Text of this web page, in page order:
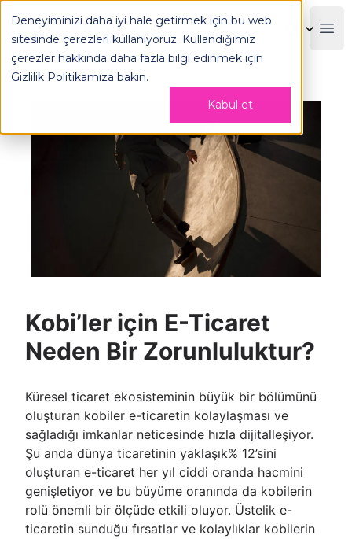
Deneyiminizi daha iyi hale getirmek için bu web
sitesinde çerezleri kullanıyoruz. Kullandığımız
çerezler hakkında daha fazla bilgi edinmek için
Gizlilik Politikamıza bakın.
Kabul et
OPLOG
Kobi’ler için E-Ticaret
Neden Bir Zorunluluktur?
Küresel ticaret ekosisteminin büyük bir bölümünü
oluşturan kobiler e-ticaretin kolaylaşması ve
sağladığı imkanlar neticesinde hızla dijitalleşiyor.
Şu anda dünya ticaretinin yaklaşık% 12’sini
oluşturan e-ticaret her yıl ciddi oranda hacmini
genişletiyor ve bu büyüme oranında da kobilerin
rolü önemli bir ölçüde etkili oluyor. Üstelik e-
ticaretin sunduğu fırsatlar ve kolaylıklar kobilerin